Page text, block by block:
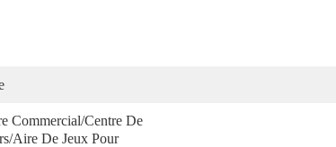
Commercial/centre De
aire De Jeux Pour